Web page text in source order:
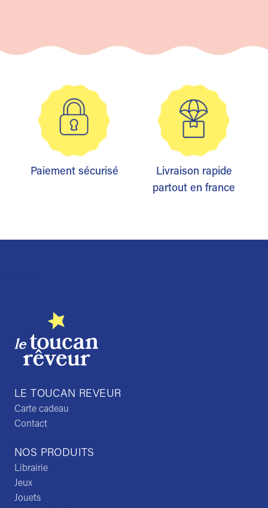
Paiement sécurisé
Livraison rapide
partout en france
NOS PRODUITS
Librairie
Jeux
Jouets
LE TOUCAN REVEUR
Carte cadeau
Contact